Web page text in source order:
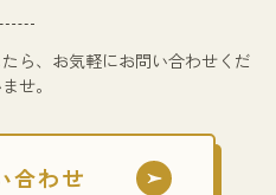
ら、お気軽にお問い合わせくだ
せ。
合わせ